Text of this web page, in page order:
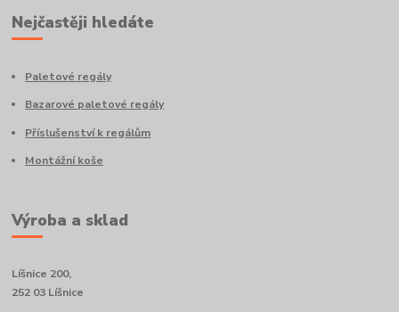
Nejčastěji hledáte
Paletové regály
Bazarové paletové regály
Příslušenství k regálům
Montážní koše
Výroba a sklad
Líšnice 200,
252 03 Líšnice